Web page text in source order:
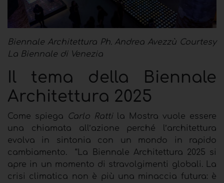
Biennale Architettura Ph. Andrea Avezzù Courtesy
La Biennale di Venezia
Il tema della Biennale
Architettura 2025
Come spiega Carlo Rattila Mostra vuole essere
una chiamata all’azione perché l’architettura
evolva in sintonia con un mondo in rapido
cambiamento.
“La Biennale Architettura 2025 si
apre in un momento di stravolgimenti globali. La
crisi climatica non è più una minaccia futura: è